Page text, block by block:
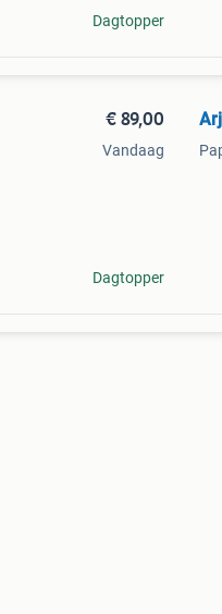
Dagtopper
€ 89,00
Vandaag
Dagtopper